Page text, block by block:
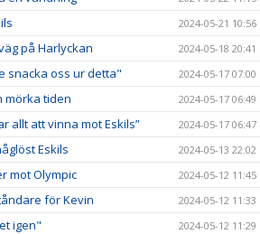
2024-05-21 10:56
på Harlyckan 2024-05-18 20:41
snacka oss ur detta" 2024-05-17 07:00
mörka tiden 2024-05-17 06:49
allt att vinna mot Eskils” 2024-05-17 06:47
Eskils 2024-05-13 22:02
mot Olympic 2024-05-12 11:45
för Kevin 2024-05-12 11:33
igen" 2024-05-12 11:29